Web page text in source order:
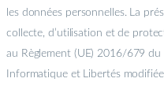
les données personnelles. La
collecte, d’utilisation et de
au Règlement (UE) 2016/679
Informatique et Libertés